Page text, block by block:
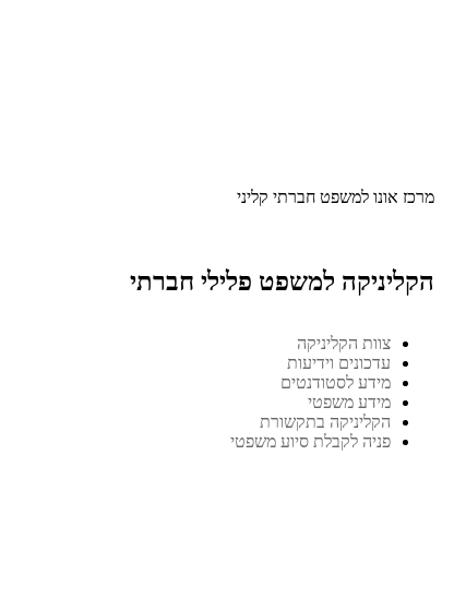
מרכז אונו למשפט חברתי קליני
הקליניקה למשפט פלילי חברתי
צוות הקליניקה
עדכונים וידיעות
מידע לסטודנטים
מידע משפטי
הקליניקה בתקשורת
פניה לקבלת סיוע משפטי